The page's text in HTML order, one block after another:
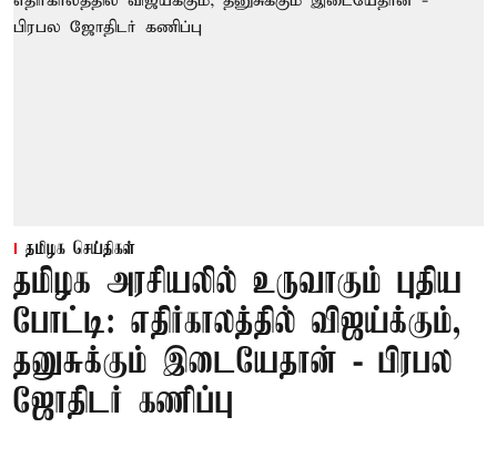
தமிழக செய்திகள்
தமிழக அரசியலில் உருவாகும் புதிய
போட்டி: எதிர்காலத்தில் விஜய்க்கும்,
தனுசுக்கும் இடையேதான் - பிரபல
ஜோதிடர் கணிப்பு